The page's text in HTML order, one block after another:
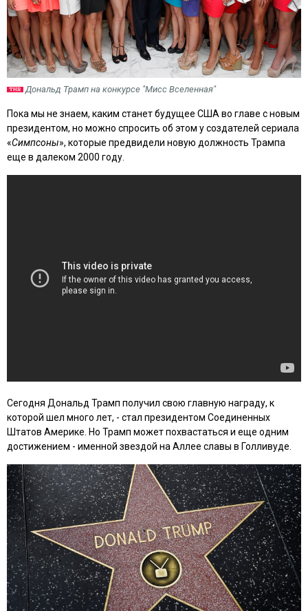
Дональд Трамп на конкурсе "Мисс Вселенная"
Пока мы не знаем, каким станет будущее США во главе с новым
президентом, но можно спросить об этом у создателей сериала
«Симпсоны», которые предвидели новую должность Трампа
еще в далеком 2000 году.
Сегодня Дональд Трамп получил свою главную награду, к
которой шел много лет, - стал президентом Соединенных
Штатов Америке. Но Трамп может похвастаться и еще одним
достижением - именной звездой на Аллее славы в Голливуде.